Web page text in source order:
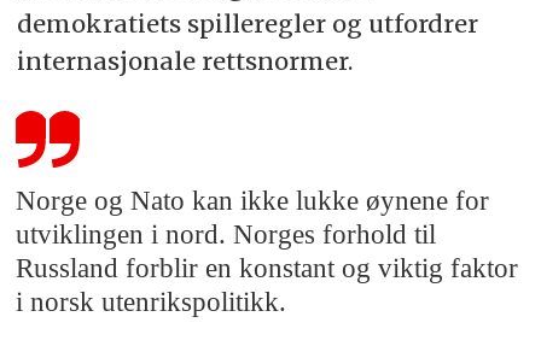
demokratiets spilleregler og utfordrer
internasjonale rettsnormer.
Norge og Nato kan ikke lukke øynene for
utviklingen i nord. Norges forhold til
Russland forblir en konstant og viktig faktor
i norsk utenrikspolitikk.